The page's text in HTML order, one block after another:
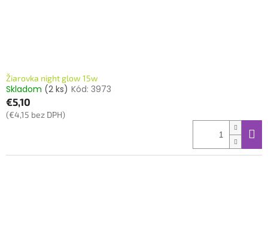
Žiarovka night glow 15w
Skladom (2 ks) Kód: 3973
€5,10
(€4,15 bez DPH)